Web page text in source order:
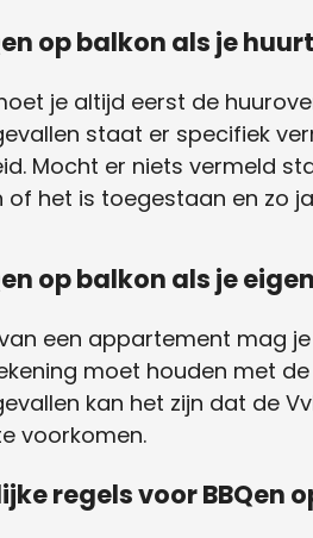
op balkon als je
je altijd eerst de
staat er specifiek
Mocht er niets vermeld
het is toegestaan en zo
op balkon als je
een appartement mag
moet houden met
kan het zijn dat de
voorkomen.
regels voor BBQen